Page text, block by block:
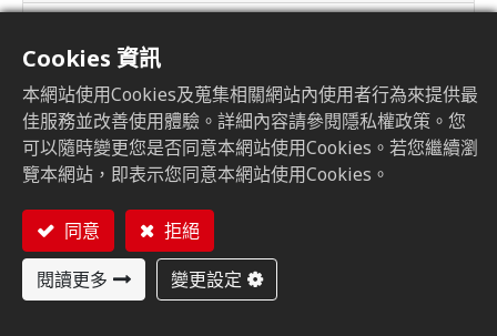
美國 加州
亞洲
歐洲
Cookies 資訊
本網站使用Cookies及蒐集相關網站內使用者行為來提供最
佳服務並改善使用體驗。詳細內容請參閱隱私權政策。您
可以隨時變更您是否同意本網站使用Cookies。若您繼續瀏
覽本網站，即表示您同意本網站使用Cookies。
同意
拒絕
閱讀更多
變更設定